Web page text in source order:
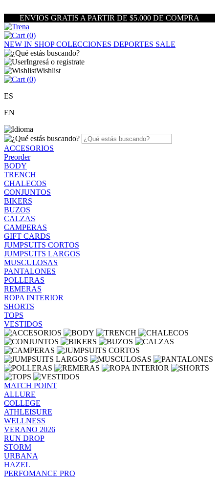
ENVIOS GRATIS A PARTIR DE $5.000 DE COMPRA
(0)
NEW IN SHOPCOLECCIONES DEPORTES SALE
Ingresá o registrate
Wishlist
(0)
ES
EN
ACCESORIOS
Preorder
BODY
TRENCH
CHALECOS
CONJUNTOS
BIKERS
BUZOS
CALZAS
CAMPERAS
GIFT CARDS
JUMPSUITS CORTOS
JUMPSUITS LARGOS
MUSCULOSAS
PANTALONES
POLLERAS
REMERAS
ROPA INTERIOR
SHORTS
TOPS
VESTIDOS
MATCH POINT
ALLURE
COLLEGE
ATHLEISURE
WELLNESS
VERANO 2026
RUN DROP
STORM
URBANA
HAZEL
PERFOMANCE PRO